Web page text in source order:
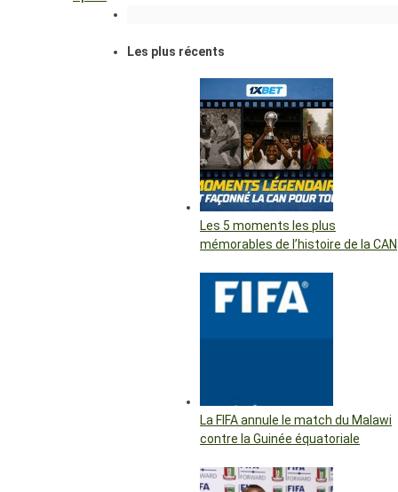
Les plus récents
Les 5 moments les plus
mémorables de l’histoire de la CAN
La FIFA annule le match du Malawi
contre la Guinée équatoriale